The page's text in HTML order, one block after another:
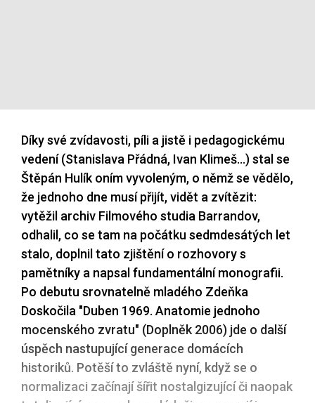
Díky své zvídavosti, píli a jistě i pedagogickému
vedení (Stanislava Přádná, Ivan Klimeš…) stal se
Štěpán Hulík oním vyvoleným, o němž se vědělo,
že jednoho dne musí přijít, vidět a zvítězit:
vytěžil archiv Filmového studia Barrandov,
odhalil, co se tam na počátku sedmdesátých let
stalo, doplnil tato zjištění o rozhovory s
pamětníky a napsal fundamentální monografii.
Po debutu srovnatelně mladého Zdeňka
Doskočila "Duben 1969. Anatomie jednoho
mocenského zvratu" (Doplněk 2006) jde o další
úspěch nastupující generace domácích
historiků. Potěší to zvláště nyní, když se o
normalizaci začínají šířit nostalgizující či naopak